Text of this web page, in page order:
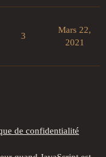
3
Mars 22,
2021
de confidentialité